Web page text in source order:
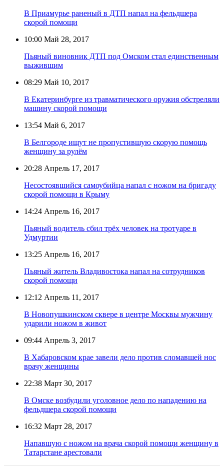
В Приамурье раненый в ДТП напал на фельдшера
скорой помощи
10:00 Май 28, 2017
Пьяный виновник ДТП под Омском стал единственным
выжившим
08:29 Май 10, 2017
В Екатеринбурге из травматического оружия обстреляли
машину скорой помощи
13:54 Май 6, 2017
В Белгороде ищут не пропустившую скорую помощь
женщину за рулём
20:28 Апрель 17, 2017
Несостоявшийся самоубийца напал с ножом на бригаду
скорой помощи в Крыму
14:24 Апрель 16, 2017
Пьяный водитель сбил трёх человек на тротуаре в
Удмуртии
13:25 Апрель 16, 2017
Пьяный житель Владивостока напал на сотрудников
скорой помощи
12:12 Апрель 11, 2017
В Новопушкинском сквере в центре Москвы мужчину
ударили ножом в живот
09:44 Апрель 3, 2017
В Хабаровском крае завели дело против сломавшей нос
врачу женщины
22:38 Март 30, 2017
В Омске возбудили уголовное дело по нападению на
фельдшера скорой помощи
16:32 Март 28, 2017
Напавшую с ножом на врача скорой помощи женщину в
Татарстане арестовали